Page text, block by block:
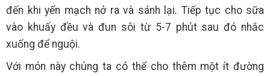
đến khi yến mạch nở ra và sánh lại. Tiếp tục cho sữa
vào khuấy đều và đun sôi từ 5-7 phút sau đó nhắc
xuống để nguội.
Với món này chúng ta có thể cho thêm một ít đường